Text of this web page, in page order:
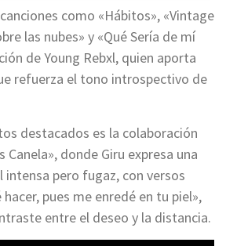
como «Hábitos», «Vintage
las nubes» y «Qué Sería de mí
de Young Rebxl, quien aporta
refuerza el tono introspectivo de
destacados es la colaboración
Canela», donde Giru expresa una
intensa pero fugaz, con versos
hacer, pues me enredé en tu piel»,
entre el deseo y la distancia.